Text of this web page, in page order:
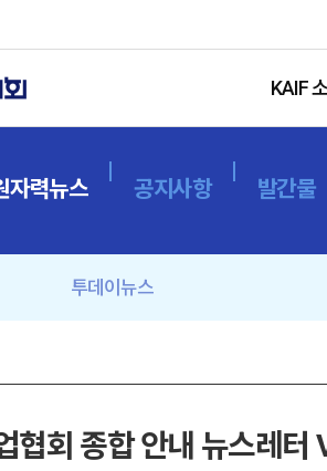
KAIF
자력뉴스 공지사항 발간물
투데이뉴스
협회 종합 안내 뉴스레터